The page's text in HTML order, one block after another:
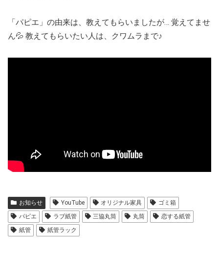
「パピエ」の由来は、教えてもらいましたが… 覚えてませ
ん💦 教えてもらいたい人は、クワムラまで♪
お知らせ YouTube オリジナル家具
ゴミ箱
パピエ
ラブ紙管 三協丸筒 丸筒
恋する紙管
紙管
紙管ラック